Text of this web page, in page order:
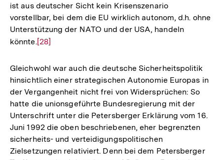
der
Fußnote
ist aus deutscher Sicht kein Krisenszenario
vorstellbar, bei dem die EU wirklich autonom, d.h. ohne
Unterstützung der NATO und der USA, handeln
könnte.Zur
der
Fußnote
[28]
Gleichwohl war auch die deutsche Sicherheitspolitik
hinsichtlich einer strategischen Autonomie Europas in
der Vergangenheit nicht frei von Widersprüchen: So
hatte die unionsgeführte Bundesregierung mit der
Unterschrift unter die Petersberger Erklärung vom 16.
Juni 1992 die oben beschriebenen, eher begrenzten
sicherheits- und verteidigungspolitischen
Zielsetzungen relativiert. Denn bei dem Petersberger